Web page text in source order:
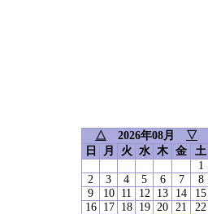
△ 2026年08月
▽
日
月 火 水 木 金
土
1
2
3 4 5 6 7
8
9
10 11 12 13 14
15
16
17 18 19 20 21
22